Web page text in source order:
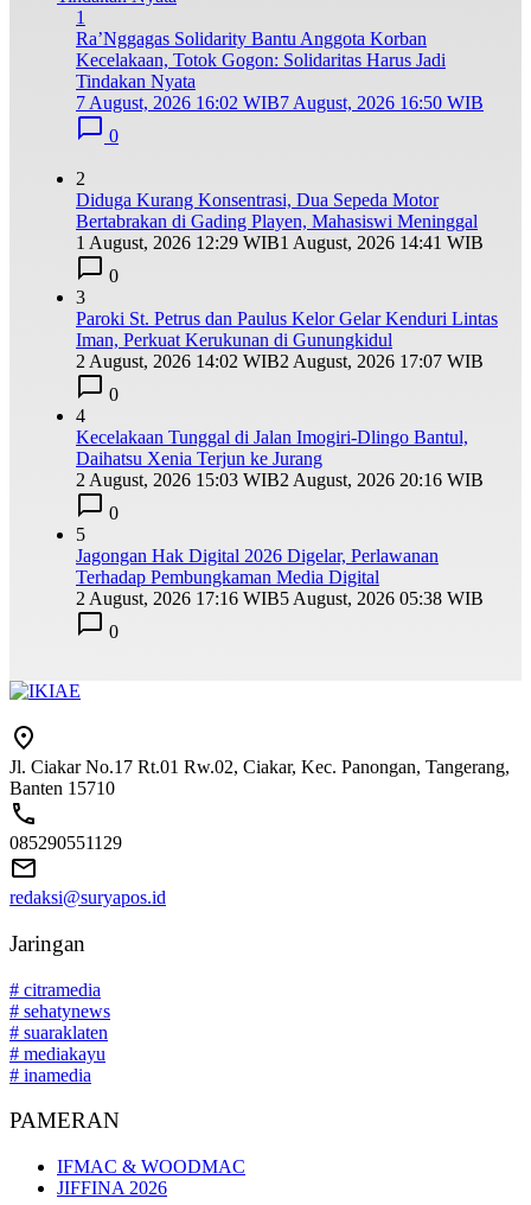
1
Ra’Nggagas Solidarity Bantu Anggota Korban
Kecelakaan, Totok Gogon: Solidaritas Harus Jadi
Tindakan Nyata
7 August, 2026 16:02 WIB7 August, 2026 16:50 WIB
0
2
Diduga Kurang Konsentrasi, Dua Sepeda Motor
Bertabrakan di Gading Playen, Mahasiswi Meninggal
1 August, 2026 12:29 WIB1 August, 2026 14:41 WIB
0
3
Paroki St. Petrus dan Paulus Kelor Gelar Kenduri Lintas
Iman, Perkuat Kerukunan di Gunungkidul
2 August, 2026 14:02 WIB2 August, 2026 17:07 WIB
0
4
Kecelakaan Tunggal di Jalan Imogiri-Dlingo Bantul,
Daihatsu Xenia Terjun ke Jurang
2 August, 2026 15:03 WIB2 August, 2026 20:16 WIB
0
5
Jagongan Hak Digital 2026 Digelar, Perlawanan
Terhadap Pembungkaman Media Digital
2 August, 2026 17:16 WIB5 August, 2026 05:38 WIB
0
Jl. Ciakar No.17 Rt.01 Rw.02, Ciakar, Kec. Panongan, Tangerang,
Banten 15710
085290551129
redaksi@suryapos.id
Jaringan
# citramedia
# sehatynews
# suaraklaten
# mediakayu
# inamedia
PAMERAN
IFMAC & WOODMAC
JIFFINA 2026